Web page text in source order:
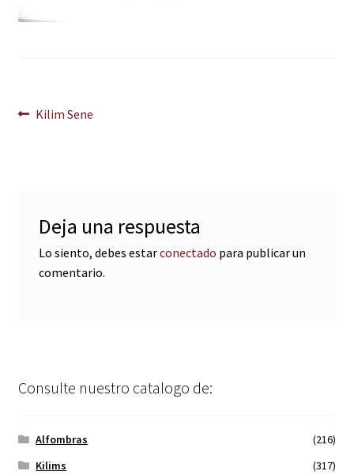
Navegación
Anterior:
Kilim Sene
Deja una respuesta
Lo siento, debes estarconectado para publicar un
comentario.
Consulte nuestro catalogo de:
Alfombras
(216)
Kilims
(317)